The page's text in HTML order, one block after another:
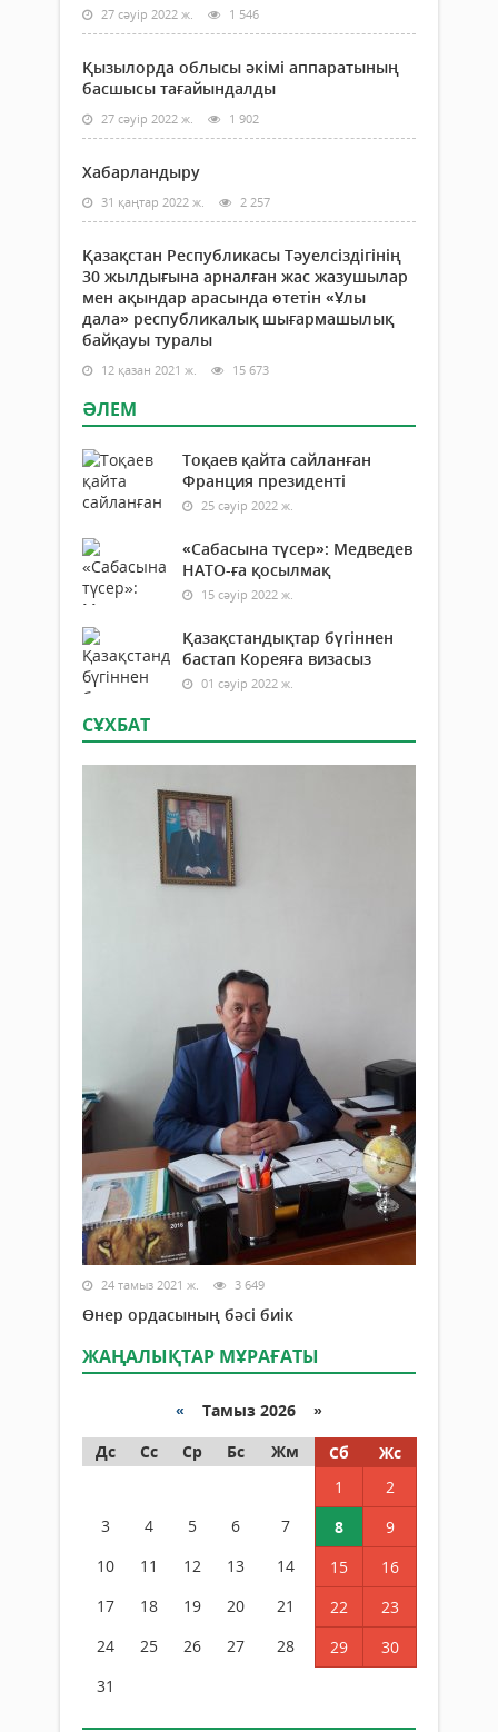
27 сәуір 2022 ж. 1 546
Қызылорда облысы әкімі аппаратының
басшысы тағайындалды
27 сәуір 2022 ж. 1 902
Хабарландыру
31 қаңтар 2022 ж. 2 257
Қазақстан Республикасы Тәуелсіздігінің
30 жылдығына арналған жас жазушылар
мен ақындар арасында өтетін «Ұлы
дала» республикалық шығармашылық
байқауы туралы
12 қазан 2021 ж. 15 673
ӘЛЕМ
Тоқаев қайта сайланған
Франция президенті
25 сәуір 2022 ж.
«Сабасына түсер»: Медведев
НАТО-ға қосылмақ
15 сәуір 2022 ж.
Қазақстандықтар бүгіннен
бастап Кореяға визасыз
01 сәуір 2022 ж.
СҰХБАТ
24 тамыз 2021 ж. 3 649
Өнер ордасының бәсі биік
ЖАҢАЛЫҚТАР МҰРАҒАТЫ
« Тамыз 2026 »
Дс
Сс Ср Бс Жм Сб
Жс
1
2
3
4 5 6 7 8
9
10
11 12 13 14 15
16
17
18 19 20 21 22
23
24
25 26 27 28 29
30
31